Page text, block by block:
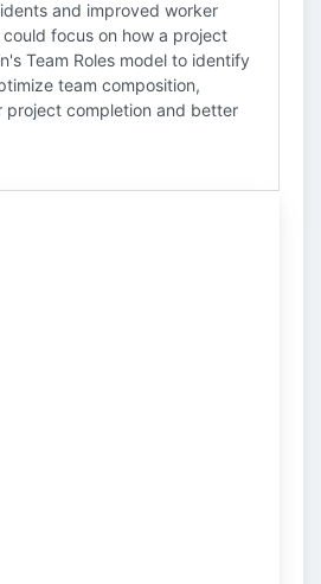
and improved worker
focus on how a project
Team Roles model to identify
team composition,
project completion and better